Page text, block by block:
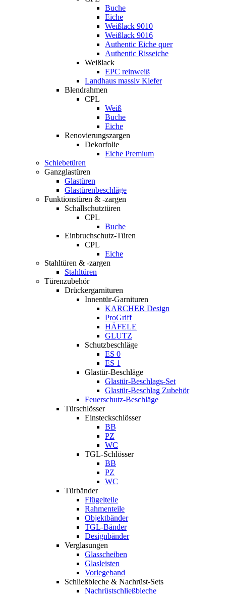
Buche
Eiche
Weißlack 9010
Weißlack 9016
Authentic Eiche quer
Authentic Risseiche
Weißlack
EPC reinweiß
Landhaus massiv Kiefer
Blendrahmen
CPL
Weiß
Buche
Eiche
Renovierungszargen
Dekorfolie
Eiche Premium
Schiebetüren
Ganzglastüren
Glastüren
Glastürenbeschläge
Funktionstüren & -zargen
Schallschutztüren
CPL
Buche
Einbruchschutz-Türen
CPL
Eiche
Stahltüren & -zargen
Stahltüren
Türenzubehör
Drückergarnituren
Innentür-Garnituren
KARCHER Design
ProGriff
HÄFELE
GLUTZ
Schutzbeschläge
ES 0
ES 1
Glastür-Beschläge
Glastür-Beschlags-Set
Glastür-Beschlag Zubehör
Feuerschutz-Beschläge
Türschlösser
Einsteckschlösser
BB
PZ
WC
TGL-Schlösser
BB
PZ
WC
Türbänder
Flügelteile
Rahmenteile
Objektbänder
TGL-Bänder
Designbänder
Verglasungen
Glasscheiben
Glasleisten
Vorlegeband
Schließbleche & Nachrüst-Sets
Nachrüstschließbleche